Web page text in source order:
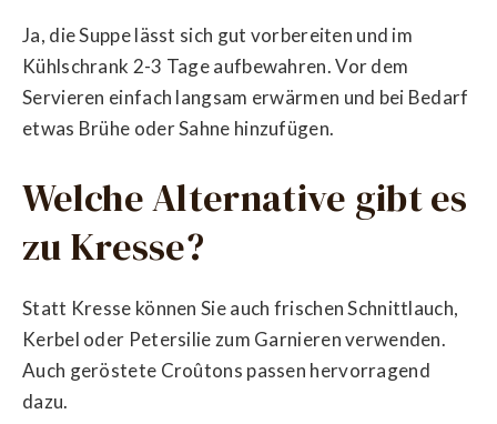
Ja, die Suppe lässt sich gut vorbereiten und im
Kühlschrank 2-3 Tage aufbewahren. Vor dem
Servieren einfach langsam erwärmen und bei Bedarf
etwas Brühe oder Sahne hinzufügen.
Welche Alternative gibt es
zu Kresse?
Statt Kresse können Sie auch frischen Schnittlauch,
Kerbel oder Petersilie zum Garnieren verwenden.
Auch geröstete Croûtons passen hervorragend
dazu.